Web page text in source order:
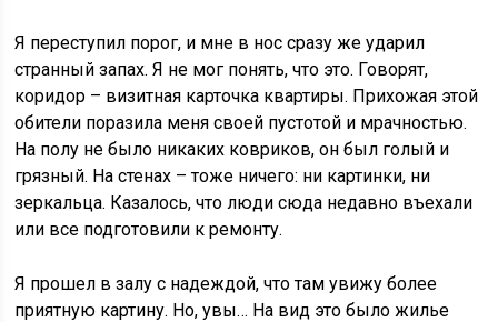
Я переступил порог, и мне в нос сразу же ударил
странный запах. Я не мог понять, что это. Говорят,
коридор – визитная карточка квартиры. Прихожая этой
обители поразила меня своей пустотой и мрачностью.
На полу не было никаких ковриков, он был голый и
грязный. На стенах – тоже ничего: ни картинки, ни
зеркальца. Казалось, что люди сюда недавно въехали
или все подготовили к ремонту.
Я прошел в залу с надеждой, что там увижу более
приятную картину. Но, увы… На вид это было жилье